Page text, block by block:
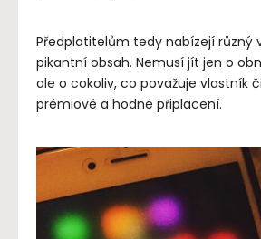
Předplatitelům tedy nabízejí různý
pikantní obsah. Nemusí jít jen o
ale o cokoliv, co považuje vlastník
prémiové a hodné připlacení.